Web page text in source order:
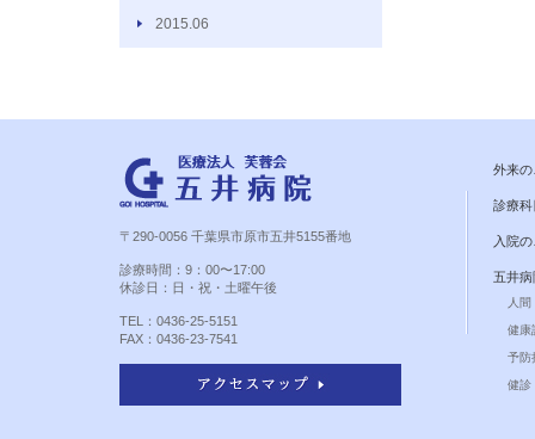
2015.06
〒290-0056 千葉県市原市五井5155番地
診療時間：9：00〜17:00
休診日：日・祝・土曜午後
TEL：0436-25-5151
FAX：0436-23-7541
外来
診療
入院
五井
人
健康
予防
健診